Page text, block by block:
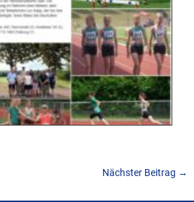
Nächster Beitrag →